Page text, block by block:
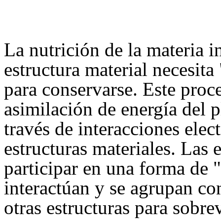
La nutrición de la materia
estructura material
para conservarse. Este
asimilación de energía del
través de interacciones
estructuras materiales. Las
participar en una forma de
interactúan y se agrupan
otras estructuras para